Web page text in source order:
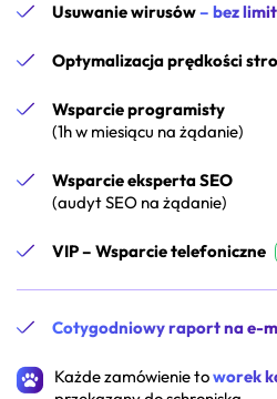
Usuwanie wirusów– bez
Optymalizacja prędkości
Wsparcie programisty
(1h w miesiącu na żądanie)
Wsparcie eksperta SEO
(audyt SEO na żądanie)
VIP – Wsparcie telefoniczne
Cotygodniowy raport na e-
Każde zamówienie toworek